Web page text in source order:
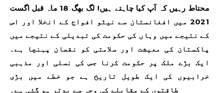
محتاط رہیں کہ آپ کیا چاہتے ہیں! لگ بھگ 18 ماہ قبل اگست
2021 میں افغانستان سے نیٹو افواج کے انخلا اور اس
کے نتیجے میں وہاں کی حکومت کی تبدیلی کے نتیجے میں
پاکستان کی معیشت اور سلامتی کو نقصان پہنچا ہے۔
ایک بڑے ملک پر حکومت کرنا جس کی نسلی اور مذہبی
خرابیوں کی ایک طویل تاریخ ہے جو خطے میں بڑی
طاقتوں کے مقابلے کی وجہ سے بدتر ہو گئی ہے۔